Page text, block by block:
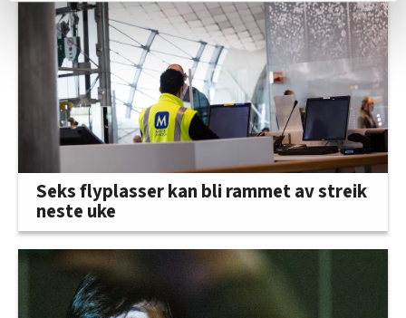
relevant innhold, tilpassede annonser og utarbeide
statistikk.
Vi deler bare informasjon om hvordan du bruker
nettstedet med LO Medias egne samarbeidspartnere
innenfor analyse og annonsering. Disse er angitt i
oversikten lengre ned på denne siden.
Seks flyplasser kan bli rammet av streik
neste uke